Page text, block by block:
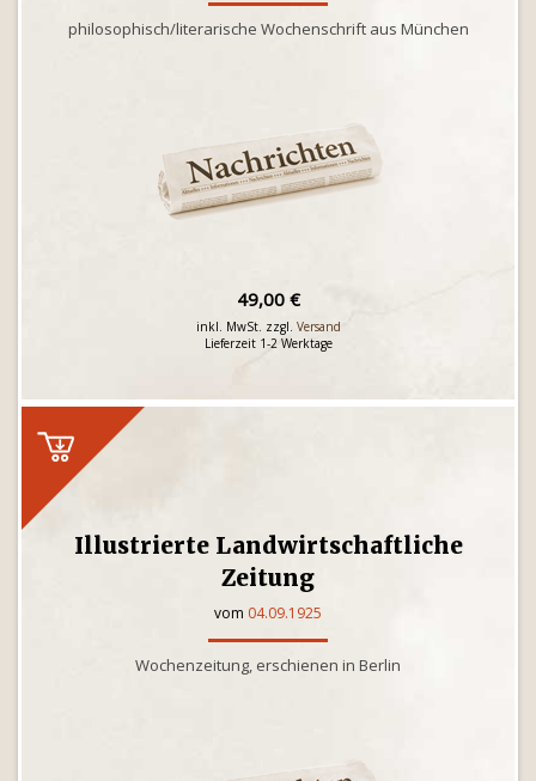
philosophisch/literarische Wochenschrift aus München
49,00 €
inkl. MwSt. zzgl. Versand
Lieferzeit 1-2 Werktage
Illustrierte Landwirtschaftliche
Zeitung
vom 04.09.1925
Wochenzeitung, erschienen in Berlin